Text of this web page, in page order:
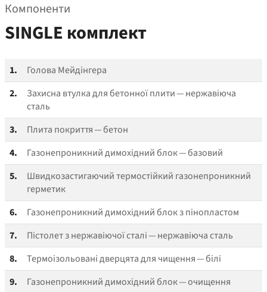
Компоненти
SINGLE комплект
1.
Голова Мейдінгера
2.
Захисна втулка для бетонної плити — нержавіюча
сталь
3.
Плита покриття — бетон
4.
Газонепроникний димохідний блок — базовий
5.
Швидкозастигаючий термостійкий газонепроникний
герметик
6.
Газонепроникний димохідний блок з пінопластом
7.
Пістолет з нержавіючої сталі — нержавіюча сталь
8.
Термоізольовані дверцята для чищення — білі
9.
Газонепроникний димохідний блок — очищення